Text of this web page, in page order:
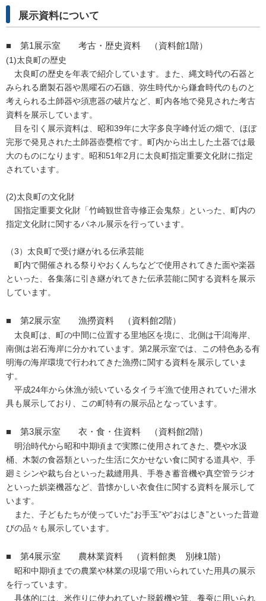
展示資料について
■ 第1展示室 考古・歴史資料 （資料館1階）
(1)太良町の歴史
太良町の歴史を年表で紹介しています。また、縄文時代の石器と
みられる磨製石器や黒曜石の石鏃、弥生時代から鎌倉時代のものと
考えられる土師器や須恵器の破片など、町内各地で発見された考古
資料を展示しています。
目を引く展示資料は、昭和39年に大字多良字峰付近の畑で、ほぼ
完形で発見された土師器壺甕棺です。町内から出土した土器では最
大のものになります。昭和51年2月に太良町指定重要文化財に指定
されています。
(2)太良町の文化財
国指定重要文化財「竹崎観世音寺修正会鬼祭」といった、町内の
指定文化財に関するパネル展示を行っています。
（3）太良町で受け継がれる伝承芸能
町内で開催される祭りやおくんちなどで使用されてきた面や楽器
といった、各集落に引き継がれてきた伝承芸能に関する資料を展示
しています。
■ 第2展示室 漁撈資料 （資料館2階）
太良町は、町の中間に位置する里地区を境に、北側は干潟海岸、
南側は岩石海岸に分かれています。第2展示室では、この特色ある有
明海の海岸環境で行われてきた漁撈に関する資料を展示していま
す。
平成24年から休漁が続いているタイラギ漁で使用されていた潜水
具も展示しており、この町特有の展示品となっています。
■ 第3展示室 衣・食・住資料 （資料館2階）
明治時代から昭和中期頃まで実際に使用されてきた、甕や水汲
桶、木製の食器類といった生活に欠かせない食に関する道具や、手
廻ミシンや裁ち台といった裁縫用具、手巻き蓄音機や真空管ラジオ
といった娯楽機器など、昔懐かしい衣食住に関する資料を展示して
います。
また、子どもたちが使っていた“お手玉”や“おはじき”といった昔遊
びの品々も展示しています。
■ 第4展示室 農林業資料 （資料館奥 別棟1階）
昭和中期頃までの農業や林業の現場で用いられていた用具の展示
を行っています。
具体的には、米作りに使われていた脱穀機や箕、養蚕に用いられ